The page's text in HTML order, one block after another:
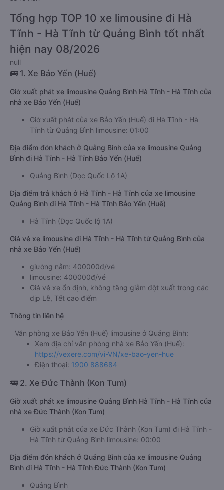
Tổng hợp TOP 10 xe limousine đi Hà
Tĩnh - Hà Tĩnh từ Quảng Bình tốt nhất
hiện nay 08/2026
null
🚌 1. Xe Bảo Yến (Huế)
Giờ xuất phát xe limousine Quảng Bình Hà Tĩnh - Hà Tĩnh của
nhà xe Bảo Yến (Huế)
Giờ xuất phát của xe Bảo Yến (Huế) đi Hà Tĩnh - Hà
Tĩnh từ Quảng Bình limousine: 01:00
Địa điểm đón khách ở Quảng Bình của xe limousine Quảng
Bình đi Hà Tĩnh - Hà Tĩnh Bảo Yến (Huế)
Quảng Bình (Dọc Quốc Lộ 1A)
Địa điểm trả khách ở Hà Tĩnh - Hà Tĩnh của xe limousine
Quảng Bình đi Hà Tĩnh - Hà Tĩnh Bảo Yến (Huế)
Hà Tĩnh (Dọc Quốc lộ 1A)
Giá vé xe limousine đi Hà Tĩnh - Hà Tĩnh từ Quảng Bình của
nhà xe Bảo Yến (Huế)
giường nằm: 400000đ/vé
limousine: 400000đ/vé
Giá vé xe ổn định, không tăng giảm đột xuất trong các
dịp Lễ, Tết cao điểm
Thông tin liên hệ
Văn phòng xe Bảo Yến (Huế) limousine ở Quảng Bình:
Xem địa chỉ văn phòng nhà xe Bảo Yến (Huế):
https://vexere.com/vi-VN/xe-bao-yen-hue
Điện thoại: 1900 888684
🚌 2. Xe Đức Thành (Kon Tum)
Giờ xuất phát xe limousine Quảng Bình Hà Tĩnh - Hà Tĩnh của
nhà xe Đức Thành (Kon Tum)
Giờ xuất phát của xe Đức Thành (Kon Tum) đi Hà Tĩnh -
Hà Tĩnh từ Quảng Bình limousine: 00:00
Địa điểm đón khách ở Quảng Bình của xe limousine Quảng
Bình đi Hà Tĩnh - Hà Tĩnh Đức Thành (Kon Tum)
Quảng Bình